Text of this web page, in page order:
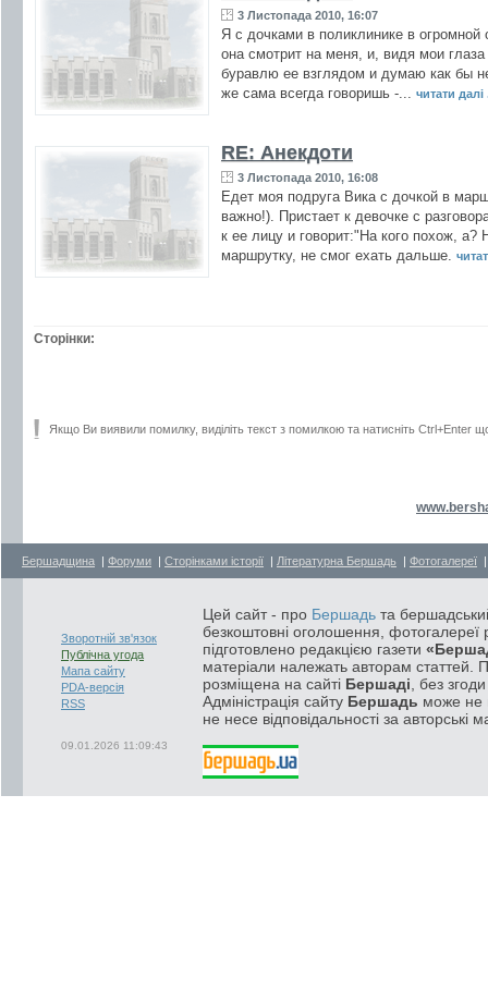
3 Листопада 2010, 16:07
Я с дочками в поликлинике в огромной
она смотрит на меня, и, видя мои
буравлю ее взглядом и думаю как бы
же сама всегда говоришь -... читати далі
RE: Анекдоти
3 Листопада 2010, 16:08
Едет моя подруга Вика с дочкой в
важно!). Пристает к девочке с
к ее лицу и говорит:"На кого похож,
маршрутку, не смог ехать дальше.
Сторінки:
Якщо Ви виявили помилку, виділіть текст з помилкою та натисніть Ctrl+Enter
Бершадщина | Форуми | Сторінками історії | Літературна Бершадь | Фотогалереї
Зворотній зв'язок
Публічна угода
Мапа сайту
PDA-версія
RSS
09.01.2026 11:09:43
Цей сайт - про Бершадь та
безкоштовні оголошення, фотогалереї
підготовлено редакцією газети
матеріали належать авторам статтей.
розміщена на сайті Бершаді , без
Адміністрація сайту Бершадь може не
не несе відповідальності за авторські